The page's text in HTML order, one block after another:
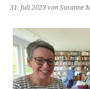
31. Juli 2023 von Susanne